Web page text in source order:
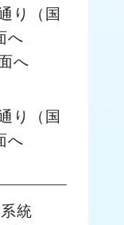
り（国
へ
へ
り（国
へ
統